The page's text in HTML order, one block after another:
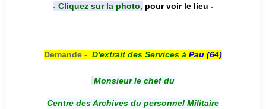
- Cliquez sur la photo, pour voir le lieu -
Demande - D'extrait des Services à Pau (64)
Monsieur le chef du
Centre des Archives du personnel Militaire